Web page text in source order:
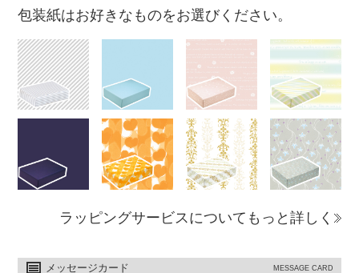
包装紙はお好きなものをお選びください。
ラッピングサービスについてもっと詳しく
メッセージカード MESSAGE CARD